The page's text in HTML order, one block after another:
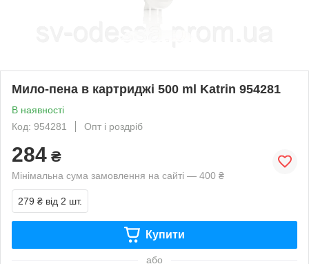
Мило-пена в картриджі 500 ml Katrin 954281
В наявності
Код: 954281
Опт і роздріб
284 ₴
Мінімальна сума замовлення на сайті — 400 ₴
279 ₴ від 2 шт.
Купити
або